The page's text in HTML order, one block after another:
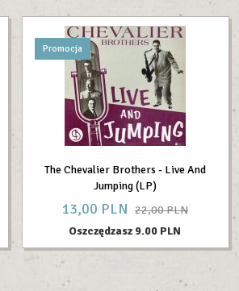
Promocja
The Chevalier Brothers - Live And
Jumping (LP)
13,00 PLN 22,00 PLN
Oszczędzasz 9.00 PLN